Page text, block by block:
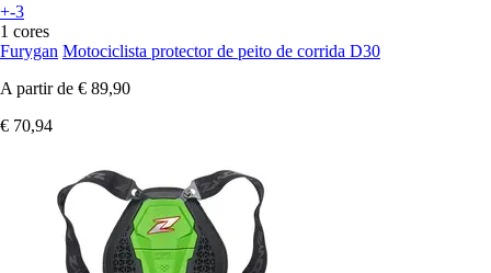
+-3
1 cores
Furygan Motociclista protector de peito de corrida D30
A partir de € 89,90
€ 70,94